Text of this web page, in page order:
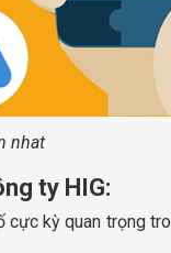
nhat
ty HIG:
kỳ quan trọng